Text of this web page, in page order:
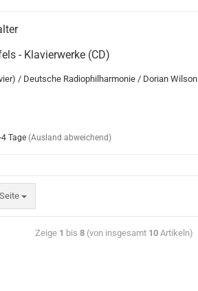
- Klavierwerke (CD)
/ Deutsche Radiophilharmonie / Dorian Wilson
Tage (Ausland abweichend)
Zeige 1 bis 8(von insgesamt 10Artikeln)